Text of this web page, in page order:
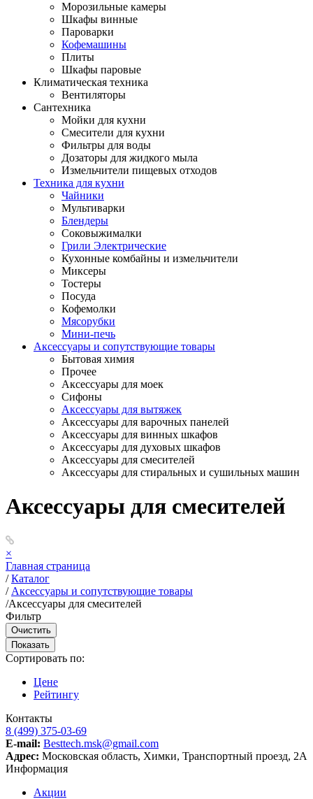
Морозильные камеры
Шкафы винные
Пароварки
Кофемашины
Плиты
Шкафы паровые
Климатическая техника
Вентиляторы
Сантехника
Мойки для кухни
Смесители для кухни
Фильтры для воды
Дозаторы для жидкого мыла
Измельчители пищевых отходов
Техника для кухни
Чайники
Мультиварки
Блендеры
Соковыжималки
Грили Электрические
Кухонные комбайны и измельчители
Миксеры
Тостеры
Посуда
Кофемолки
Мясорубки
Мини-печь
Аксессуары и сопутствующие товары
Бытовая химия
Прочее
Аксессуары для моек
Сифоны
Аксессуары для вытяжек
Аксессуары для варочных панелей
Аксессуары для винных шкафов
Аксессуары для духовых шкафов
Аксессуары для смесителей
Аксессуары для стиральных и сушильных машин
Аксессуары для смесителей
×
Главная страница
/ Каталог
/ Аксессуары и сопутствующие товары
/Аксессуары для смесителей
Фильтр
Сортировать по:
Цене
Рейтингу
Контакты
8 (499) 375-03-69
E-mail: Besttech.msk@gmail.com
Адрес: Московская область, Химки, Транспортный проезд, 2А
Информация
Акции